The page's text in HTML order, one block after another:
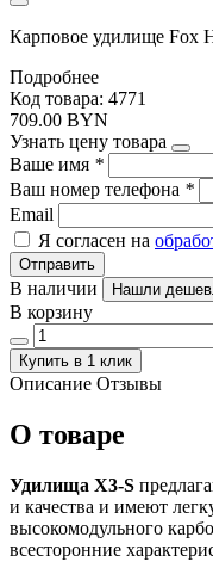
Карповое удилище Fox
Подробнее
Код товара: 4771
709.00 BYN
Узнать цену товара
Ваше имя *
Ваш номер телефона *
Email
Я согласен на
Отправить
В наличии Нашли
В корзину
Купить в 1 клик
Описание Отзывы
О товаре
Удилища X3-S
и качества и имеют
высокомодульного
всесторонние